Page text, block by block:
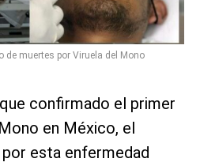
de muertes por Viruela del Mono
confirmado el primer
en México, el
esta enfermedad